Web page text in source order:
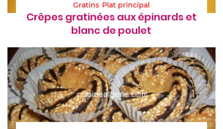
Gratins Plat principal
Crêpes gratinées aux épinards et
blanc de poulet